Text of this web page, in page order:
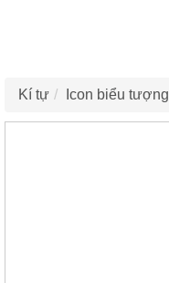
Kí tự Icon biểu